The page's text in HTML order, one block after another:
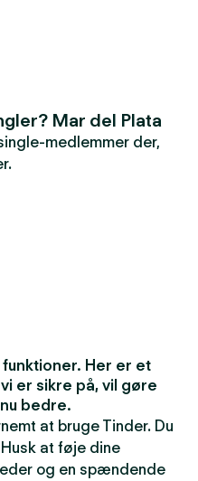
Mar del Plata
medlemmer der,
Her er et
er sikre på, vil gøre
bedre.
at bruge Tinder. Du
Husk at føje dine
og en spændende